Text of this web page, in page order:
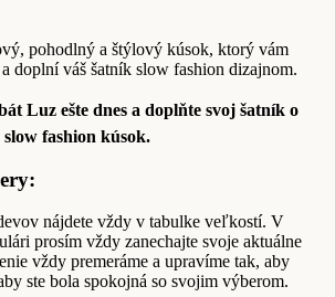
pohodlný a štýlový kúsok, ktorý vám
doplní váš šatník slow fashion dizajnom.
Luz ešte dnes a doplňte svoj šatník o
fashion kúsok.
nájdete vždy v tabulke veľkostí. V
prosím vždy zanechajte svoje aktuálne
vždy premeráme a upravíme tak, aby
ste bola spokojná so svojim výberom.